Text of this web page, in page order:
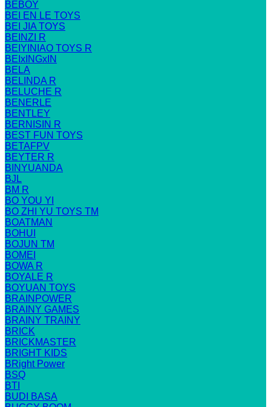
BEBOY
BEI EN LE TOYS
BEI JIA TOYS
BEINZI R
BEIYINIAO TOYS R
BEIxINGxIN
BELA
BELINDA R
BELUCHE R
BENERLE
BENTLEY
BERNISIN R
BEST FUN TOYS
BETAFPV
BEYTER R
BINYUANDA
BJL
BM R
BO YOU YI
BO ZHI YU TOYS TM
BOATMAN
BOHUI
BOJUN TM
BOMEI
BOWA R
BOYALE R
BOYUAN TOYS
BRAINPOWER
BRAINY GAMES
BRAINY TRAINY
BRICK
BRICKMASTER
BRIGHT KIDS
BRight Power
BSQ
BTI
BUDI BASA